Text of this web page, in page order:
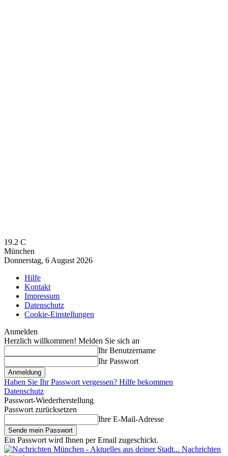
19.2 C
München
Donnerstag, 6 August 2026
Hilfe
Kontakt
Impressum
Datenschutz
Cookie-Einstellungen
Anmelden
Herzlich willkommen! Melden Sie sich an
Ihr Benutzername
Ihr Passwort
Haben Sie Ihr Passwort vergessen? Hilfe bekommen
Datenschutz
Passwort-Wiederherstellung
Passwort zurücksetzen
Ihre E-Mail-Adresse
Ein Passwort wird Ihnen per Email zugeschickt.
Nachrichten